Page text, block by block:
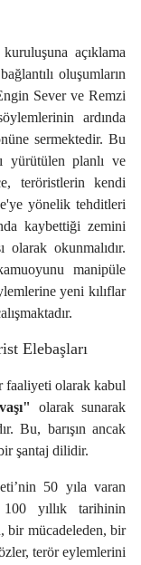
açıklama
oluşumların
Sever ve Remzi
ardında
sermektedir. Bu
yürütülen planlı ve
teröristlerin kendi
yönelik tehditleri
kaybettiği zemini
okunmalıdır.
manipüle
yeni kılıflar
Elebaşları
faaliyeti olarak kabul
olarak sunarak
Bu, barışın ancak
şantaj dilidir.
50 yıla varan
yıllık tarihinin
bir mücadeleden, bir
terör eylemlerini